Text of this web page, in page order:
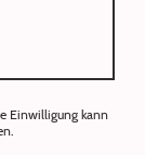
Einwilligung kann